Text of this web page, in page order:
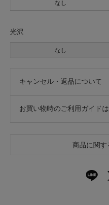
なし
光沢
なし
キャンセル・返品について
お買い物時のご利用ガイド
商品に関す